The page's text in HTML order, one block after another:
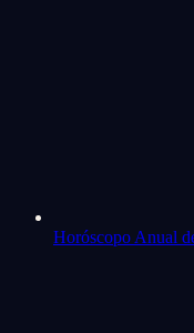
Horóscopo Anual